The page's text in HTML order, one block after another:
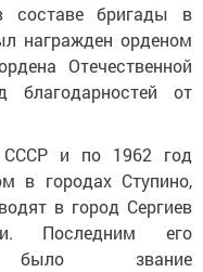
составе бригады в
награжден орденом
Отечественной
от
СССР и по 1962 год
в городах Ступино,
в город Сергиев
Последним его
было звание